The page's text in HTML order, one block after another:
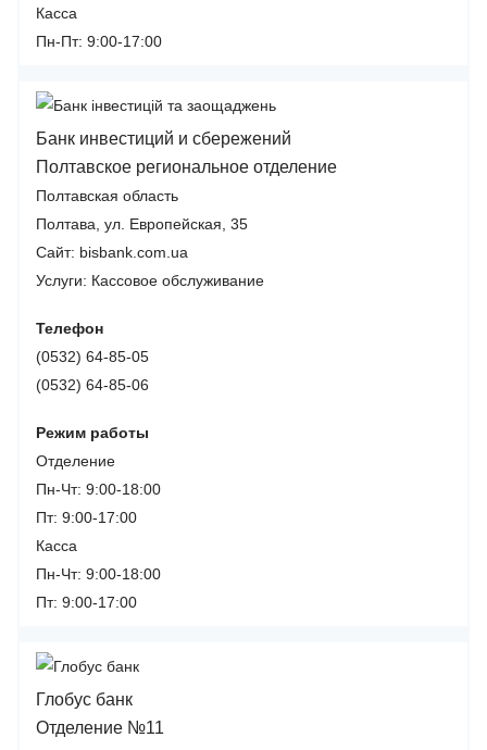
Касса
Пн-Пт: 9:00-17:00
Банк инвестиций и сбережений
Полтавское региональное отделение
Полтавская область
Полтава, ул. Европейская, 35
Сайт: bisbank.com.ua
Услуги: Кассовое обслуживание
Телефон
(0532) 64-85-05
(0532) 64-85-06
Режим работы
Отделение
Пн-Чт: 9:00-18:00
Пт: 9:00-17:00
Касса
Пн-Чт: 9:00-18:00
Пт: 9:00-17:00
Глобус банк
Отделение №11